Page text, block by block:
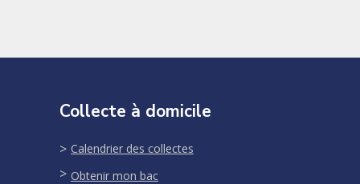
Collecte à domicile
Calendrier des collectes
Obtenir mon bac